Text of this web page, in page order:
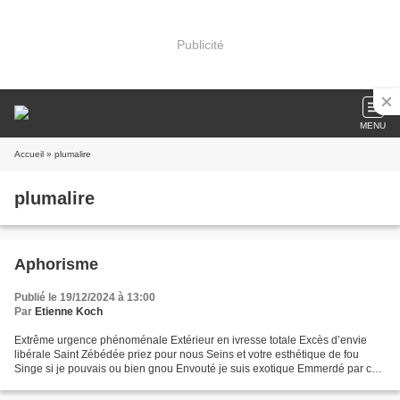
Publicité
MENU
Accueil » plumalire
plumalire
Aphorisme
Publié le 19/12/2024 à 13:00
Par Etienne Koch
Extrême urgence phénoménale Extérieur en ivresse totale Excès d’envie
libérale Saint Zébédée priez pour nous Seins et votre esthétique de fou
Singe si je pouvais ou bien gnou Envouté je suis exotique Emmerdé par ce